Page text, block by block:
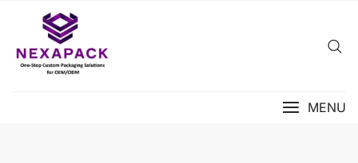
content
MENU